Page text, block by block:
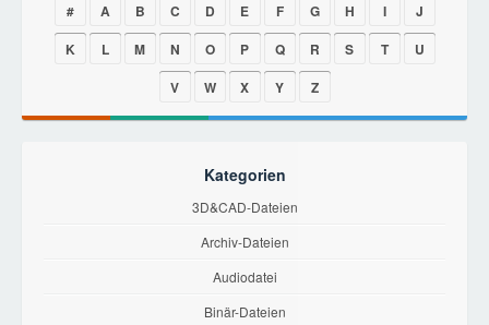
# A B C D E F G H I
J
K
L M N O P Q R S T
U
V
W X Y Z
Kategorien
3D&CAD-Dateien
Archiv-Dateien
Audiodatei
Binär-Dateien